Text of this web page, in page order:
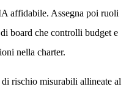
affidabile. Assegna poi ruoli
board che controlli budget e
nella charter.
rischio misurabili allineate al